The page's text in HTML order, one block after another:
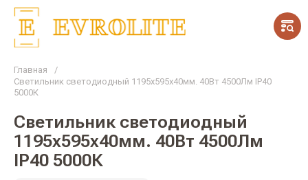
Главная
/
Светильник светодиодный 1195х595х40мм. 40Вт 4500Лм IP40
5000К
Светильник светодиодный
1195х595х40мм. 40Вт 4500Лм
IP40 5000К